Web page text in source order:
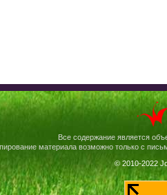
Все содержание является
материала возможно только с
© 2010-2022